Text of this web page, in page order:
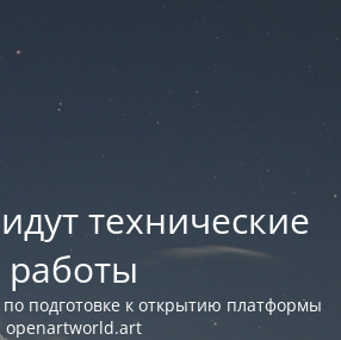
технические
работы
подготовке к открытию платформы
openartworld.art